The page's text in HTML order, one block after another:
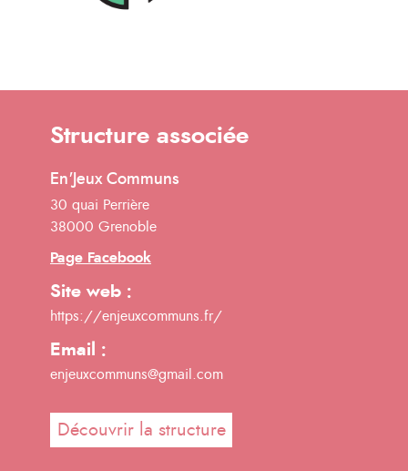
Structure associée
En'Jeux Communs
30 quai Perrière
38000 Grenoble
Page Facebook
Site web :
https://enjeuxcommuns.fr/
Email :
enjeuxcommuns@gmail.com
Découvrir la structure